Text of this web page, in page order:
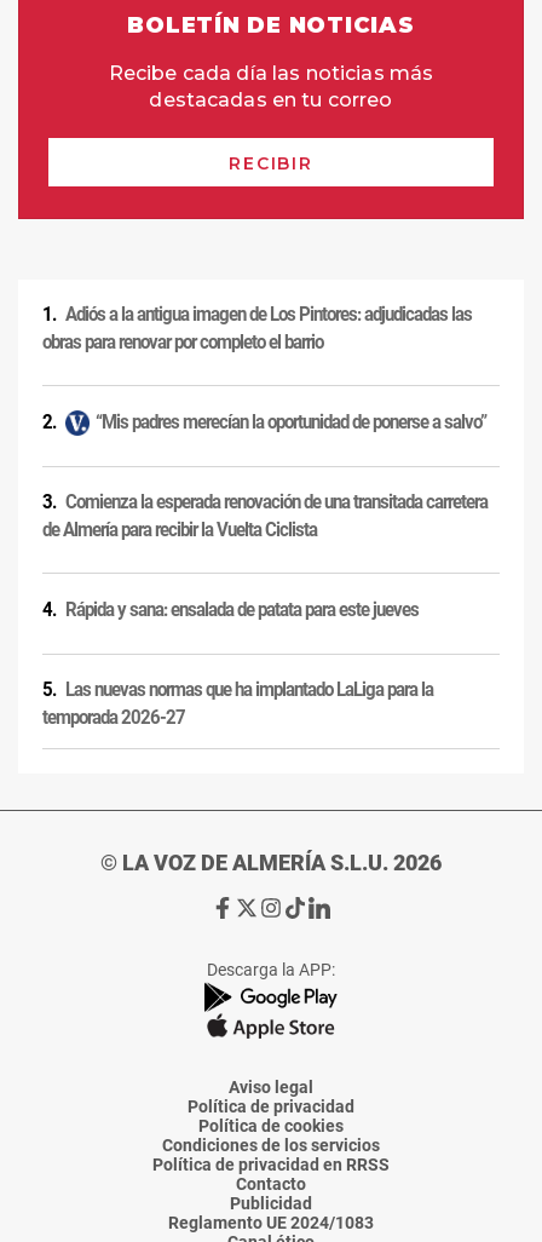
Adiós a la antigua imagen de Los Pintores: adjudicadas las
obras para renovar por completo el barrio
“Mis padres merecían la oportunidad de ponerse a salvo”
Comienza la esperada renovación de una transitada carretera
de Almería para recibir la Vuelta Ciclista
Rápida y sana: ensalada de patata para este jueves
Las nuevas normas que ha implantado LaLiga para la
temporada 2026-27
© LA VOZ DE ALMERÍA S.L.U. 2026
Ir
de
La
Voz
Almería
Ir
de
La
Voz
Almería
Ir
de
La
Voz
Almería
Ir
de
La
Voz
Almería
Ir
de
La
Voz
Descarga la APP:
Aviso legal
Política de privacidad
Política de cookies
Condiciones de los servicios
Política de privacidad en RRSS
Contacto
Publicidad
Reglamento UE 2024/1083